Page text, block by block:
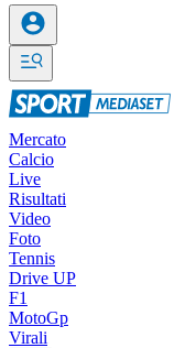
Mercato
Calcio
Live
Risultati
Video
Foto
Tennis
Drive UP
F1
MotoGp
Virali